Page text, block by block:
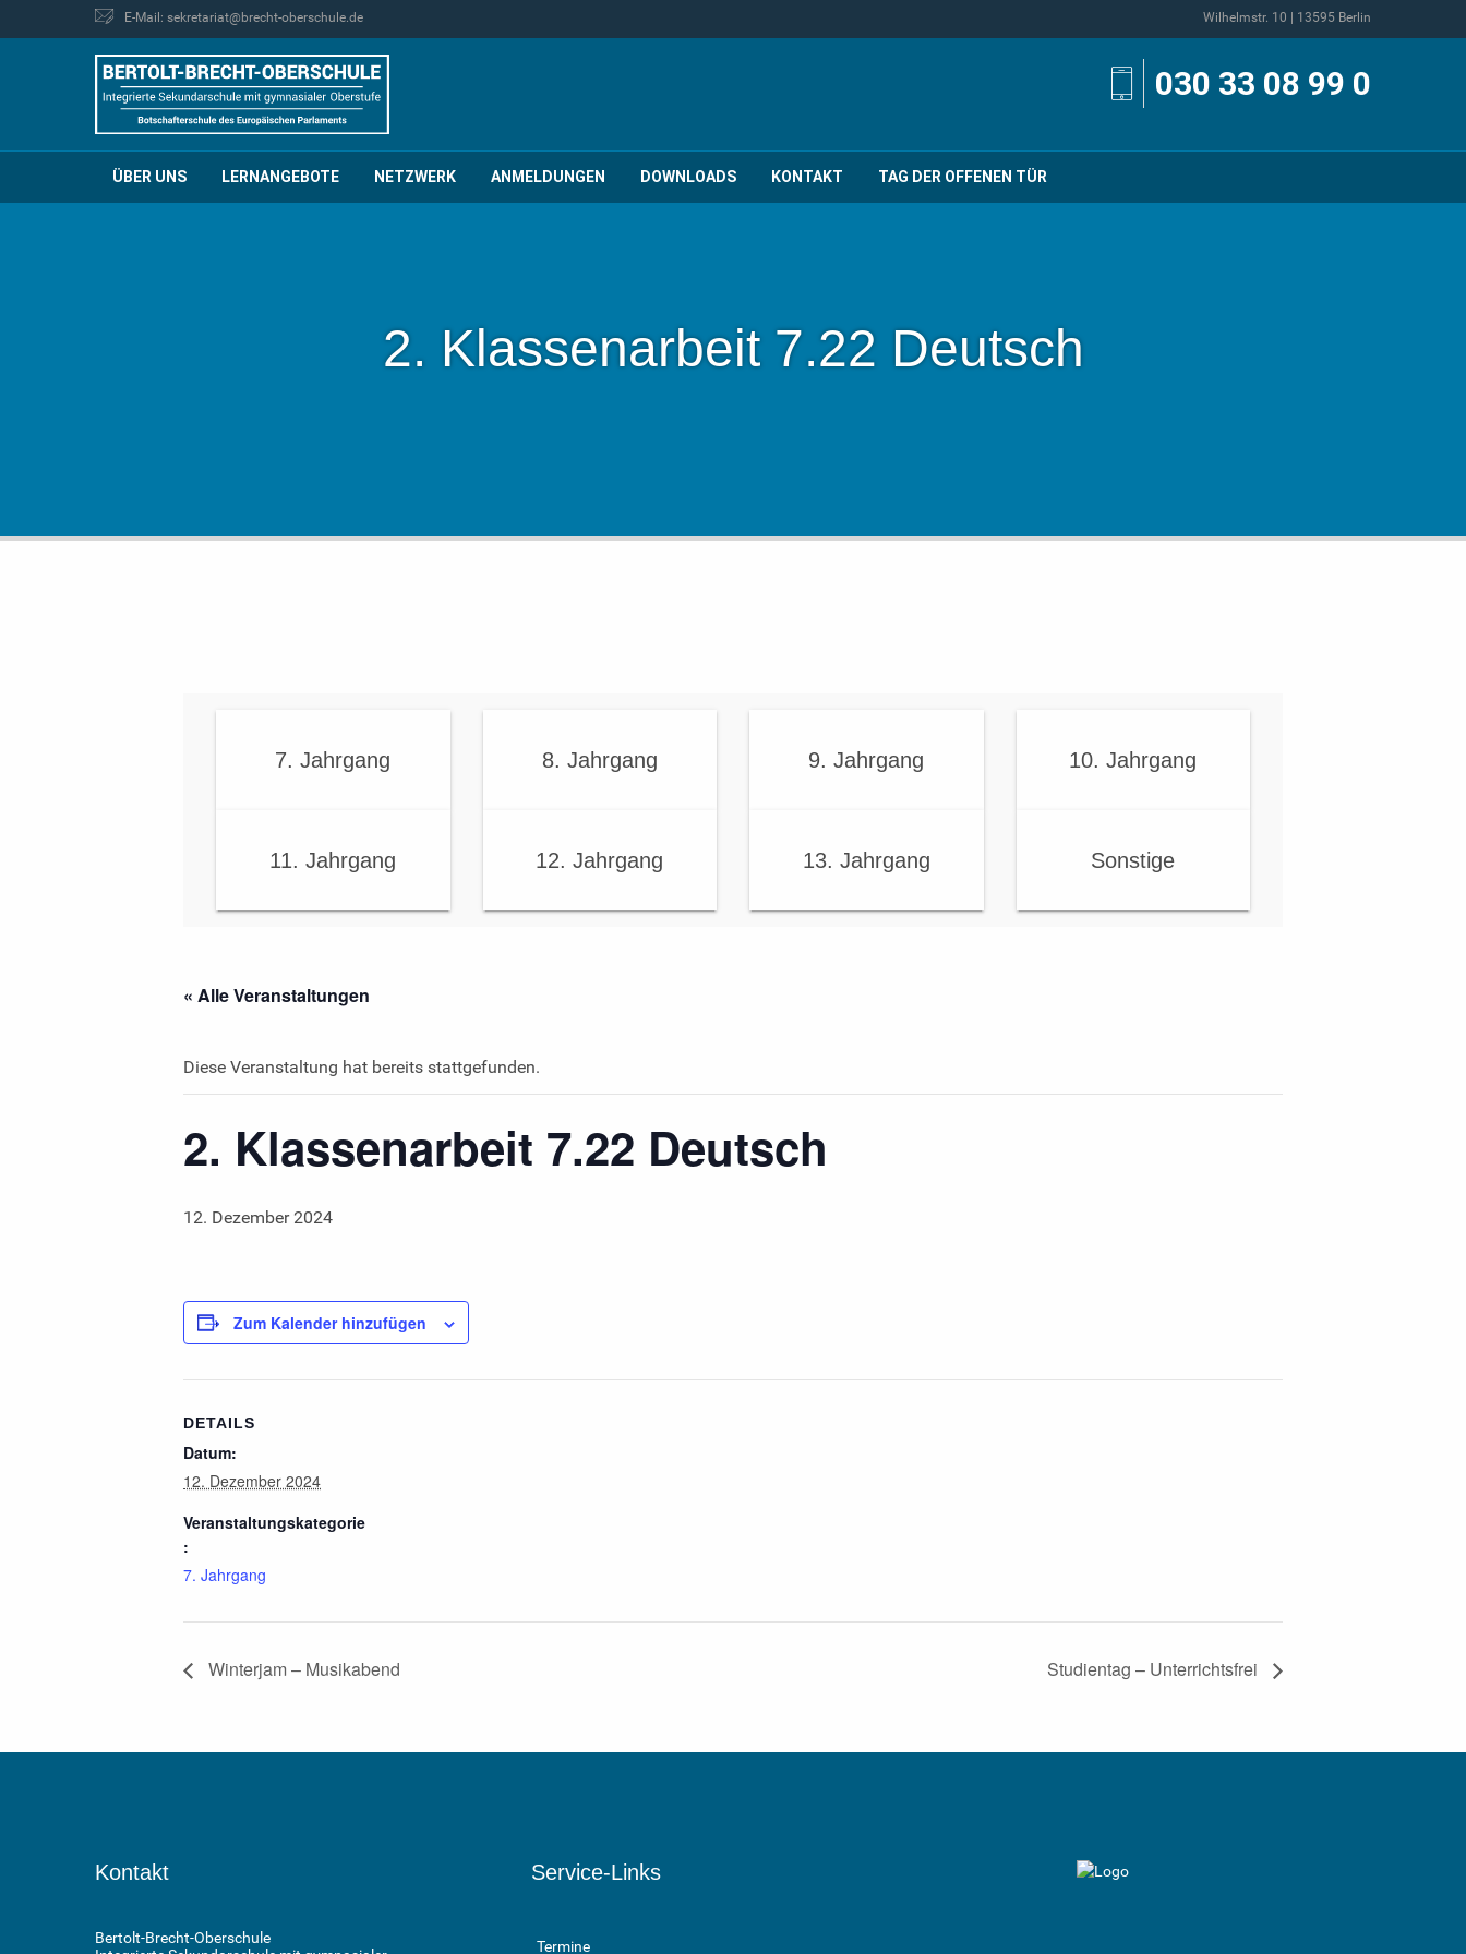
E-Mail: sekretariat@brecht-oberschule.de Wilhelmstr. 10 | 13595 Berlin
030 33 08 99 0
ÜBER UNS LERNANGEBOTE NETZWERK ANMELDUNGEN DOWNLOADS KONTAKT TAG DER OFFENEN TÜR
2. Klassenarbeit 7.22 Deutsch
7. Jahrgang 8. Jahrgang 9. Jahrgang 10. Jahrgang
11. Jahrgang 12. Jahrgang 13. Jahrgang Sonstige
« Alle Veranstaltungen
Diese Veranstaltung hat bereits stattgefunden.
2. Klassenarbeit 7.22 Deutsch
12. Dezember 2024
Zum Kalender hinzufügen
DETAILS
Datum:
12. Dezember 2024
Veranstaltungskategorie
:
7. Jahrgang
Winterjam – Musikabend Studientag – Unterrichtsfrei
Kontakt
Bertolt-Brecht-Oberschule
Service-Links
Termine